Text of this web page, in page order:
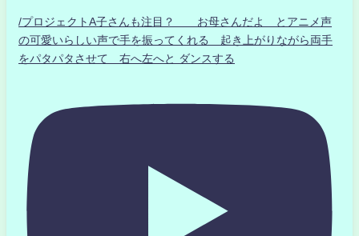
/プロジェクトA子さんも注目？ お母さんだよ とアニメ声
の可愛いらしい声で手を振ってくれる 起き上がりながら両手
をパタパタさせて 右へ左へと ダンスする